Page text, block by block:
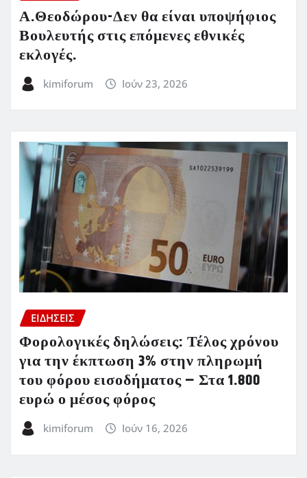
Α.Θεοδώρου-Δεν θα είναι υποψήφιος
Βουλευτής στις επόμενες εθνικές
εκλογές.
kimiforum Ιούν 23, 2026
ΕΙΔΗΣΕΙΣ
Φορολογικές δηλώσεις: Τέλος χρόνου
για την έκπτωση 3% στην πληρωμή
του φόρου εισοδήματος – Στα 1.800
ευρώ ο μέσος φόρος
kimiforum Ιούν 16, 2026